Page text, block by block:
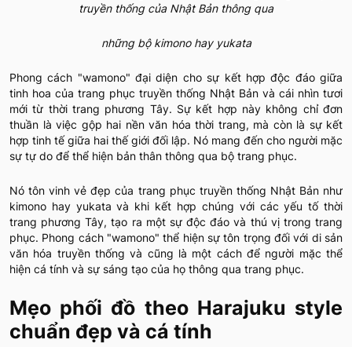
truyền thống của Nhật Bản thông qua
những bộ kimono hay yukata
Phong cách "wamono" đại diện cho sự kết hợp độc đáo giữa
tinh hoa của trang phục truyền thống Nhật Bản và cái nhìn tươi
mới từ thời trang phương Tây. Sự kết hợp này không chỉ đơn
thuần là việc gộp hai nền văn hóa thời trang, mà còn là sự kết
hợp tinh tế giữa hai thế giới đối lập. Nó mang đến cho người mặc
sự tự do để thể hiện bản thân thông qua bộ trang phục.
Nó tôn vinh vẻ đẹp của trang phục truyền thống Nhật Bản như
kimono hay yukata và khi kết hợp chúng với các yếu tố thời
trang phương Tây, tạo ra một sự độc đáo và thú vị trong trang
phục. Phong cách "wamono" thể hiện sự tôn trọng đối với di sản
văn hóa truyền thống và cũng là một cách để người mặc thể
hiện cá tính và sự sáng tạo của họ thông qua trang phục.
Mẹo phối đồ theo Harajuku style
chuẩn đẹp và cá tính